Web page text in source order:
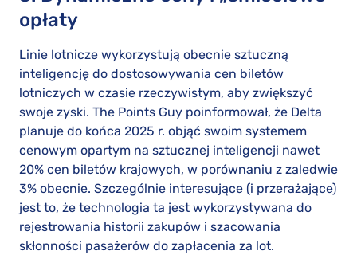
opłaty
Linie lotnicze wykorzystują obecnie sztuczną
inteligencję do dostosowywania cen biletów
lotniczych w czasie rzeczywistym, aby zwiększyć
swoje zyski. The Points Guy poinformował, że Delta
planuje do końca 2025 r. objąć swoim systemem
cenowym opartym na sztucznej inteligencji nawet
20% cen biletów krajowych, w porównaniu z zaledwie
3% obecnie. Szczególnie interesujące (i przerażające)
jest to, że technologia ta jest wykorzystywana do
rejestrowania historii zakupów i szacowania
skłonności pasażerów do zapłacenia za lot.